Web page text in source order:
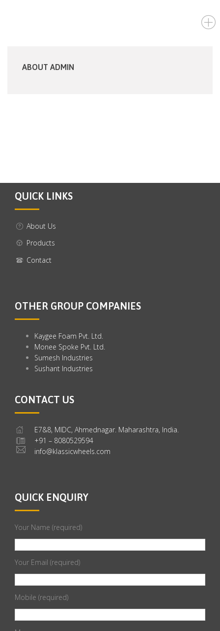
ABOUT ADMIN
QUICK LINKS
About Us
Products
Contact
OTHER GROUP COMPANIES
Kaygee Foam Pvt. Ltd.
Monee Spoke Pvt. Ltd.
Sumesh Industries
Sushant Industries
CONTACT US
E7&8, MIDC, Ahmednagar. Maharashtra, India.
+91 – 8080529594
info@klassicwheels.com
QUICK ENQUIRY
Your Name (required)
Your Email (required)
Mobile (required)